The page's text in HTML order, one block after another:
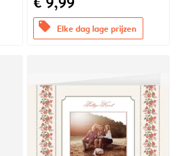
offers Elke dag lage prijzen